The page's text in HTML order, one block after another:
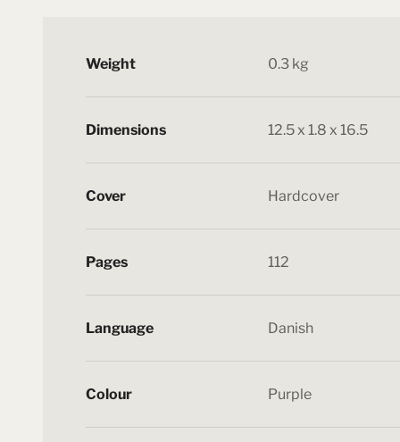
Weight 0.3 kg
Dimensions 12.5 x 1.8 x 16.5
Cover Hardcover
Pages 112
Language Danish
Colour Purple